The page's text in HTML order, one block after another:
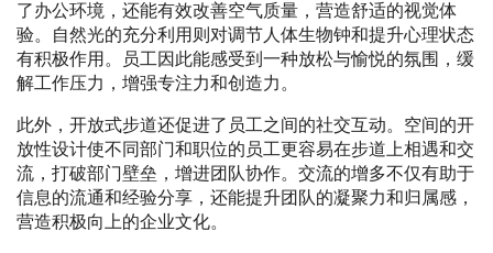
了办公环境，还能有效改善空气质量，营造舒适的视觉体
验。自然光的充分利用则对调节人体生物钟和提升心理状态
有积极作用。员工因此能感受到一种放松与愉悦的氛围，缓
解工作压力，增强专注力和创造力。
此外，开放式步道还促进了员工之间的社交互动。空间的开
放性设计使不同部门和职位的员工更容易在步道上相遇和交
流，打破部门壁垒，增进团队协作。交流的增多不仅有助于
信息的流通和经验分享，还能提升团队的凝聚力和归属感，
营造积极向上的企业文化。